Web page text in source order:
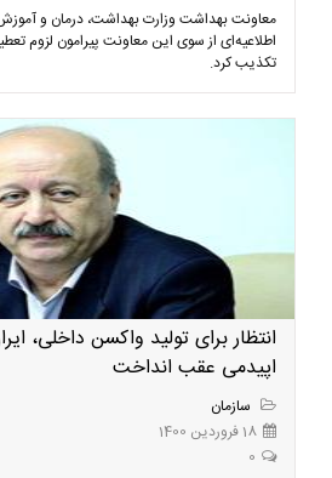
معاونت بهداشت وزارت بهداشت، درمان و
اطلاعیه‌ای از سوی این معاونت پیرامون لزوم
تکذیب کرد.
انتظار برای تولید واکسن داخلی،
اپیدمی عقب انداخت
سازمان
18 فروردین 1400
0